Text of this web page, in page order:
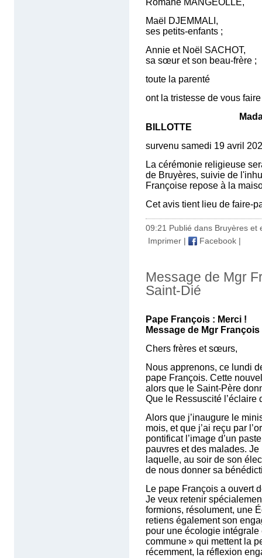
Romane MANGEOLLE,
Maël DJEMMALI,
ses petits-enfants ;
Annie et Noël SACHOT,
sa sœur et son beau-frère ;
toute la parenté
ont la tristesse de vous
BILLOTTE
survenu samedi 19 avril
La cérémonie religieuse
de Bruyères, suivie de
Françoise repose à la
Cet avis tient lieu de faire-
09:21 Publié dans Bruyères et
Imprimer | Facebook |
Message de Mgr
Saint-Dié
Pape François : Merci !
Message de Mgr
Chers frères et sœurs,
Nous apprenons, ce lundi
pape François. Cette
alors que le Saint-Père
Que le Ressuscité l’éclaire
Alors que j’inaugure le
mois, et que j’ai reçu par
pontificat l’image d’un
pauvres et des malades.
laquelle, au soir de son
de nous donner sa
Le pape François a ouvert
Je veux retenir
formions, résolument, une
retiens également son
pour une écologie
commune » qui mettent la
récemment, la réflexion